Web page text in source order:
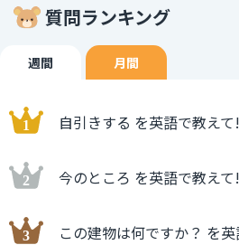
質問ランキング
週間 月間
自引きする を英語で教えて!
今のところ を英語で教えて!
この建物は何ですか？ を